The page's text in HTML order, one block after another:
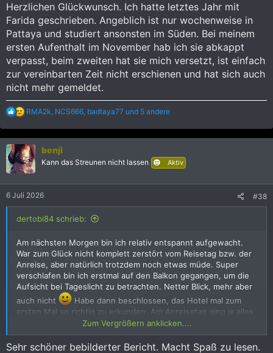
Herzlichen Glückwunsch. Ich hatte letztes Jahr mit
Farida geschrieben. Angeblich ist nur wochenweise in
Pattaya und studiert ansonsten im Süden. Bei meinem
ersten Aufenthalt im November hab ich sie abkappt
verpasst, beim zweiten hat sie mich versetzt, ist einfach
zur vereinbarten Zeit nicht erschienen und hat sich auch
nicht mehr gemeldet.
R
a
k
t
i
o
n
:
RMA2k, NCS666, badtaya77 und 5 andere
benji
Kann das Streunen nicht lassen Aktiv
6 Juli 2026 #38
dertobi84 schrieb:
Am nächsten Morgen bin ich relativ entspannt aufgewacht.
War zum Glück nicht komplett zerstört vom Reisetag bzw. der
Anreise, aber natürlich trotzdem noch etwas müde. Super
verschlafen bin ich erstmal auf den Balkon gegangen, um die
Aufsicht bei Tageslicht zu betrachten. Netter Blick, mehr aber
auch nicht
Habe dann beschlossen, das Hotel mal zum
ersten Mal so richtig zu erkunden. Am Anreisetag ging ja alles
eher schnell. Jetzt wollte ich mir das Grande Centre Point
Pattaya aber mal genauer anschauen. Also erstmal frisch
gemacht und dann auf die Suche nach dem Frühstück
Zum Vergrößern anklicken....
Sehr schöner bebilderter Bericht. Macht Spaß zu lesen.